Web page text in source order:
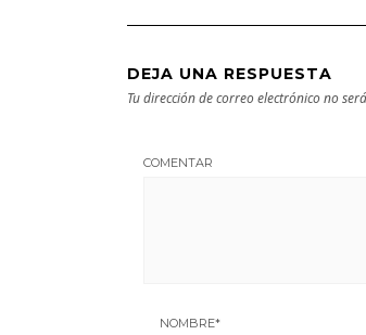
DEJA UNA RESPUESTA
Tu dirección de correo electrónico no
COMENTAR
NOMBRE*